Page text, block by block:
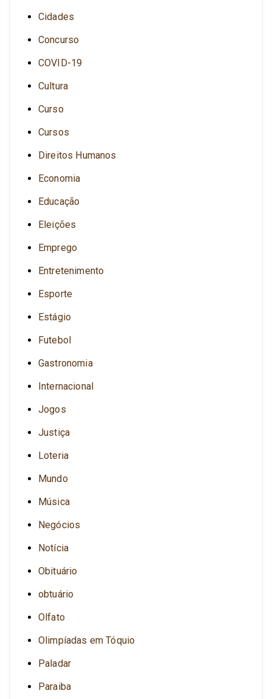
Cidades
Concurso
COVID-19
Cultura
Curso
Cursos
Direitos Humanos
Economia
Educação
Eleições
Emprego
Entretenimento
Esporte
Estágio
Futebol
Gastronomia
Internacional
Jogos
Justiça
Loteria
Mundo
Música
Negócios
Notícia
Obituário
obtuário
Olfato
Olimpíadas em Tóquio
Paladar
Paraiba